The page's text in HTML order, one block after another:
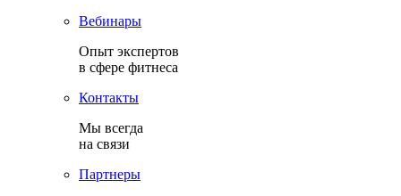
Вебинары
Опыт экспертов
в сфере фитнеса
Контакты
Мы всегда
на связи
Партнеры